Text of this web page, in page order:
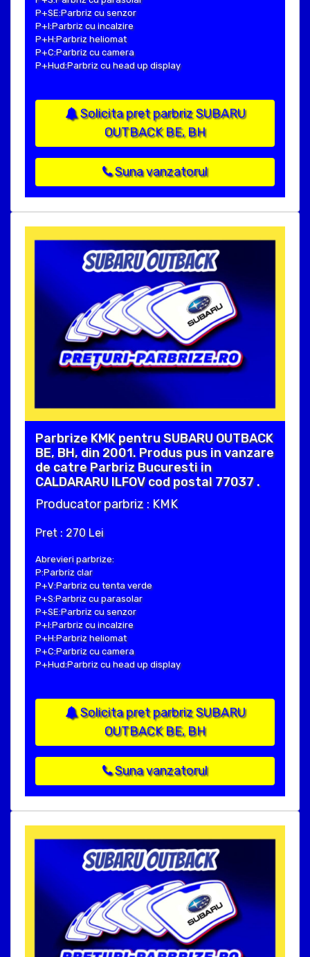
P+SE:Parbriz cu senzor
P+I:Parbriz cu incalzire
P+H:Parbriz heliomat
P+C:Parbriz cu camera
P+Hud:Parbriz cu head up display
Solicita pret parbriz SUBARU
OUTBACK BE, BH
Suna vanzatorul
Parbrize KMK pentru SUBARU OUTBACK
BE, BH, din 2001. Produs pus in vanzare
de catre Parbriz Bucuresti in
CALDARARU ILFOV cod postal 77037 .
Producator parbriz : KMK
Pret : 270 Lei
Abrevieri parbrize:
P:Parbriz clar
P+V:Parbriz cu tenta verde
P+S:Parbriz cu parasolar
P+SE:Parbriz cu senzor
P+I:Parbriz cu incalzire
P+H:Parbriz heliomat
P+C:Parbriz cu camera
P+Hud:Parbriz cu head up display
Solicita pret parbriz SUBARU
OUTBACK BE, BH
Suna vanzatorul